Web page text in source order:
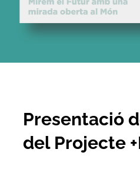
Presentació
del Projecte